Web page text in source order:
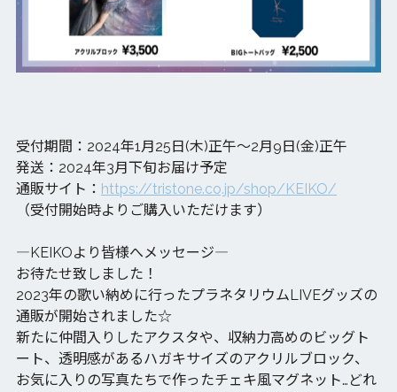
受付期間：2024年1月25日(木)正午～2月9日(金)正午
発送：2024年3月下旬お届け予定
通販サイト： https://tristone.co.jp/shop/KEIKO/
（受付開始時よりご購入いただけます）
―KEIKOより皆様へメッセージ―
お待たせ致しました！
2023年の歌い納めに行ったプラネタリウムLIVEグッズの
通販が開始されました☆
新たに仲間入りしたアクスタや、収納力高めのビッグト
ート、透明感があるハガキサイズのアクリルブロック、
お気に入りの写真たちで作ったチェキ風マグネット…どれ